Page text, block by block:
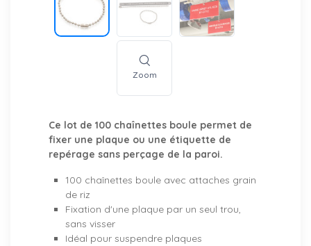
Zoom
Ce lot de 100 chaînettes boule permet de
fixer une plaque ou une étiquette de
repérage sans perçage de la paroi.
100 chaînettes boule avec attaches grain
de riz
Fixation d'une plaque par un seul trou,
sans visser
Idéal pour suspendre plaques